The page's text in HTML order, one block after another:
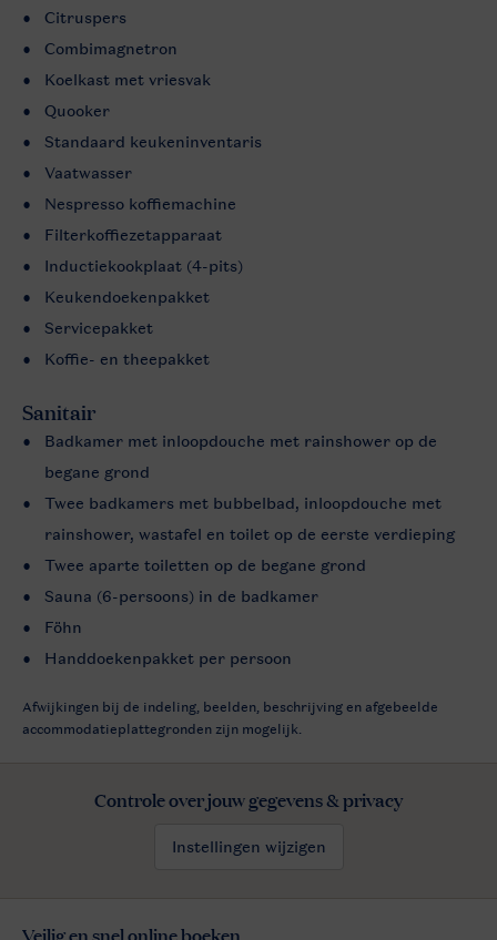
Citruspers
Combimagnetron
Koelkast met vriesvak
Quooker
Standaard keukeninventaris
Vaatwasser
Nespresso koffiemachine
Filterkoffiezetapparaat
Inductiekookplaat (4-pits)
Keukendoekenpakket
Servicepakket
Koffie- en theepakket
Sanitair
Badkamer met inloopdouche met rainshower op de
begane grond
Twee badkamers met bubbelbad, inloopdouche met
rainshower, wastafel en toilet op de eerste verdieping
Twee aparte toiletten op de begane grond
Sauna (6-persoons) in de badkamer
Föhn
Handdoekenpakket per persoon
Afwijkingen bij de indeling, beelden, beschrijving en afgebeelde
accommodatieplattegronden zijn mogelijk.
Controle over jouw gegevens & privacy
Instellingen wijzigen
Veilig en snel online boeken